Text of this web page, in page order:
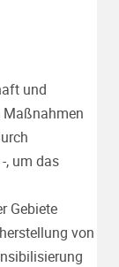
und
Maßnahmen
, um das
Gebiete
von